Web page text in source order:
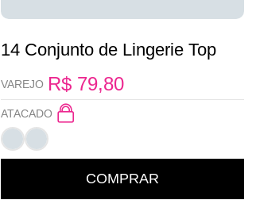
14 Conjunto de Lingerie Top
R$ 79,80
VAREJO
ATACADO
COMPRAR